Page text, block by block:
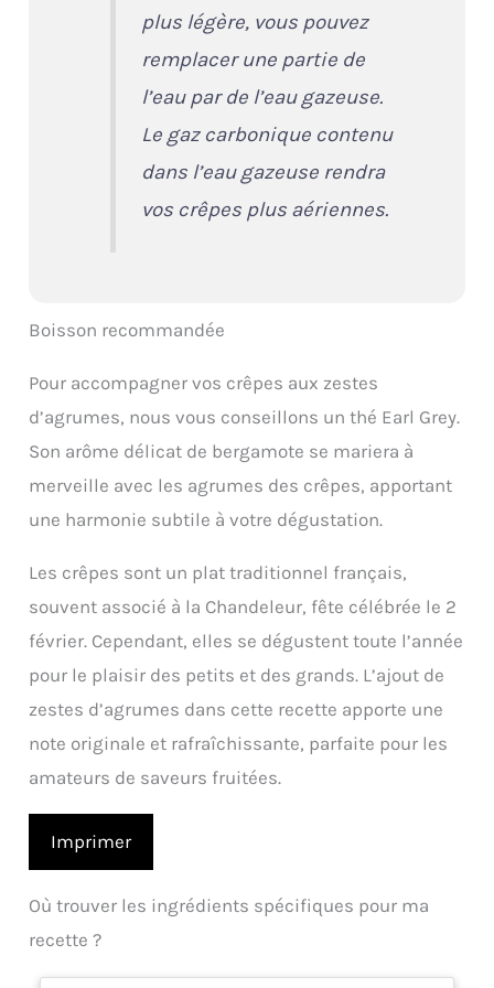
plus légère, vous pouvez
remplacer une partie de
l’eau par de l’eau gazeuse.
Le gaz carbonique contenu
dans l’eau gazeuse rendra
vos crêpes plus aériennes.
Boisson recommandée
Pour accompagner vos crêpes aux zestes
d’agrumes, nous vous conseillons un thé Earl Grey.
Son arôme délicat de bergamote se mariera à
merveille avec les agrumes des crêpes, apportant
une harmonie subtile à votre dégustation.
Les crêpes sont un plat traditionnel français,
souvent associé à la Chandeleur, fête célébrée le 2
février. Cependant, elles se dégustent toute l’année
pour le plaisir des petits et des grands. L’ajout de
zestes d’agrumes dans cette recette apporte une
note originale et rafraîchissante, parfaite pour les
amateurs de saveurs fruitées.
Imprimer
Où trouver les ingrédients spécifiques pour ma
recette ?